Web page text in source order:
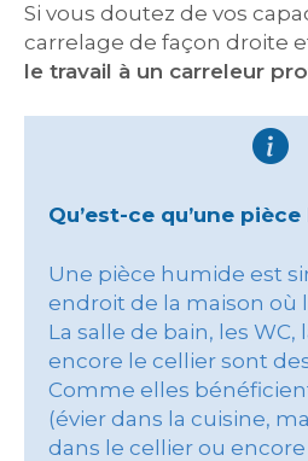
Si vous doutez de vos
carrelage de façon droite
le travail à un carreleur
Qu’est-ce qu’une
Une pièce humide est
endroit de la maison où
La salle de bain, les WC,
encore le cellier sont
Comme elles
(évier dans la cuisine,
dans le cellier ou